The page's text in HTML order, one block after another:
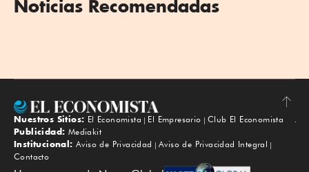
Noticias Recomendadas
Subir
Nuestros Sitios: El Economista El Empresario
Club El Economista
Publicidad: Mediakit
Institucional: Aviso de Privacidad
Aviso de Privacidad Integral
Contacto